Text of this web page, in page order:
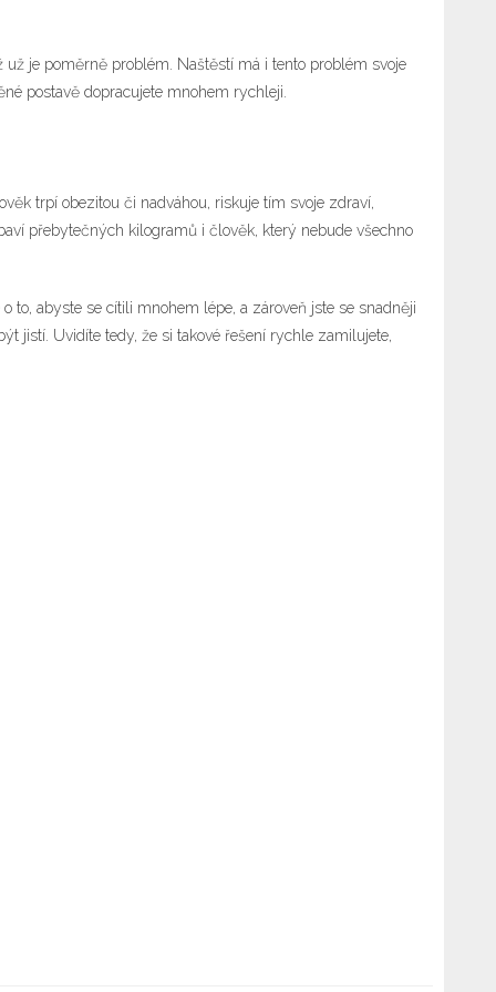
je poměrně problém. Naštěstí má i tento problém svoje
postavě dopracujete mnohem rychleji.
trpí obezitou či nadváhou, riskuje tím svoje zdraví,
přebytečných kilogramů i člověk, který nebude všechno
to, abyste se cítili mnohem lépe, a zároveň jste se snadněji
jistí. Uvidíte tedy, že si takové řešení rychle zamilujete,